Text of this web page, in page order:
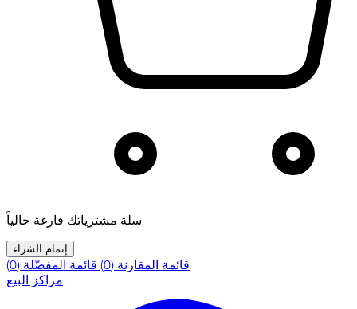
سلة مشترياتك فارغة حالياً
إتمام الشراء
قائمة المقارنة (0)
قائمة المفضّلة (0)
مراكز البيع